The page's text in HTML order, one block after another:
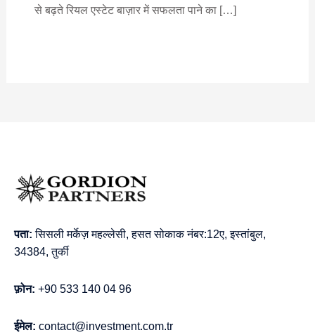
से बढ़ते रियल एस्टेट बाज़ार में सफलता पाने का […]
पता: सिसली मर्केज़ महल्लेसी, हसत सोकाक नंबर:12ए, इस्तांबुल,
34384, तुर्की
फ़ोन: +90 533 140 04 96
ईमेल: contact@investment.com.tr